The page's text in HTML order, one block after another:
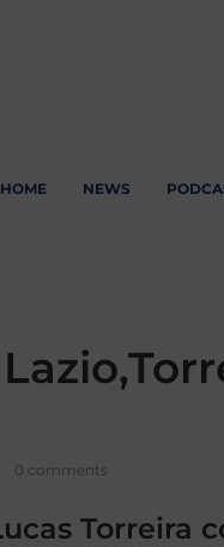
HOME NEWS
0 comments
Torreira